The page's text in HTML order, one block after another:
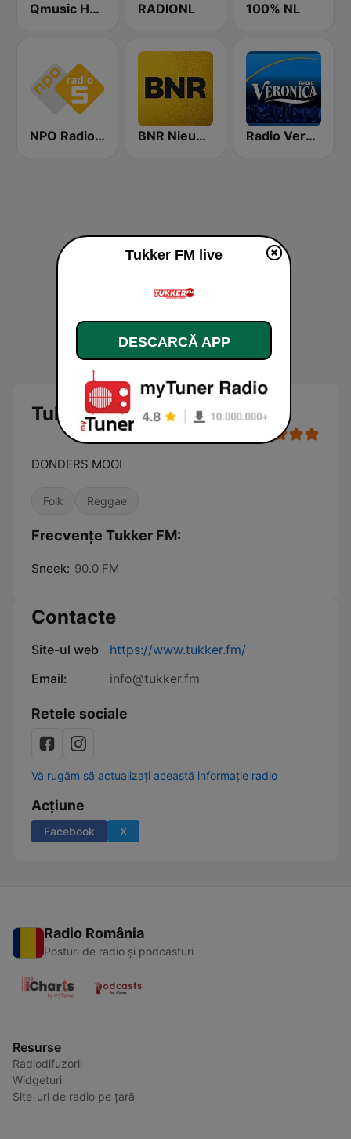
Qmusic Het Foute Uur RADIONL 100% NL
NPO Radio 5 BNR Nieuwsradio Radio Veronica
Tukker FM
DONDERS MOOI
Folk Reggae
Frecvențe Tukker FM:
Sneek: 90.0 FM
Contacte
Site-ul web
https://www.tukker.fm/
Email:
info@tukker.fm
Retele sociale
Vă rugăm să actualizați această informație radio
Acțiune
Facebook X
Radio România
Posturi de radio și podcasturi
Resurse
Radiodifuzorii
Widgeturi
Site-uri de radio pe țară
Tukker FM live
DESCARCĂ APP